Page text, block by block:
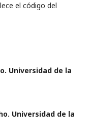
el código del
Universidad de la
Universidad de la